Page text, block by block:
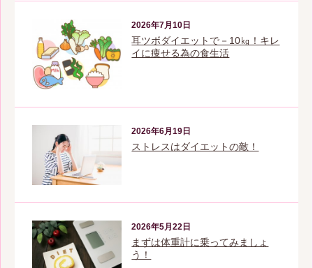
2026年7月10日
耳ツボダイエットで－10㎏！キレ
イに痩せる為の食生活
2026年6月19日
ストレスはダイエットの敵！
2026年5月22日
まずは体重計に乗ってみましょ
う！